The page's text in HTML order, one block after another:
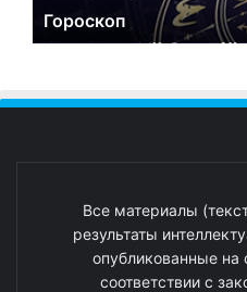
Гороскоп
Все материалы
результаты
опубликованные на
соответствии с